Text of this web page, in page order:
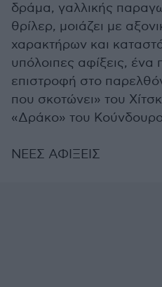
δράμα, γαλλικής
θρίλερ, μοιάζει με
χαρακτήρων και
υπόλοιπες αφίξεις,
επιστροφή στο
που σκοτώνει» του
«Δράκο» του
ΝΕΕΣ ΑΦΙΞΕΙΣ